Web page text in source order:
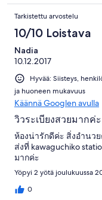
Tarkistettu arvostelu
10/10 Loistava
Nadia
10.12.2017
Hyvää: Siisteys,
ja huoneen mukavuus
Käännä Googlen avulla
วิวระเบียงสวยมากค่
ห้องน่ารักดีค่ะ สิ่งอำนว
ส่งที่ kawaguchiko
มากค่ะ
Yöpyi 2 yötä joulukuussa
0